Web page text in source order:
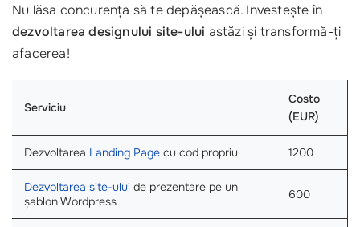
Nu lăsa concurența să te depășească. Investește în
dezvoltarea designului site-ului astăzi și transformă-ți
afacerea!
Serviciu
Costo
(EUR)
Dezvoltarea Landing Page cu cod propriu 1200
Dezvoltarea site-ului de prezentare pe un
șablon Wordpress
600